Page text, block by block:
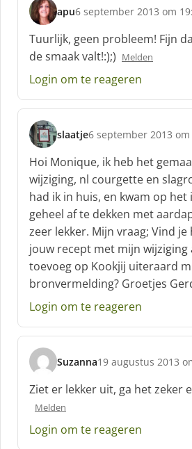
apu
s
c
h
r
e
f
6 september 2013 om
Tuurlijk, geen probleem! Fijn
de smaak valt!:);) Melden
Login om te reageren
slaatje
s
c
h
r
e
e
f
:
6 september 2013 om
Hoi Monique, ik heb het
wijziging, nl courgette en
had ik in huis, en kwam op het
geheel af te dekken met
zeer lekker. Mijn vraag; Vind je
jouw recept met mijn wijziging
toevoeg op Kookjij uiteraard
bronvermelding? Groetjes
Login om te reageren
Suzanna
s
c
h
e
19 augustus 2013
Ziet er lekker uit, ga het zeker
Melden
Login om te reageren